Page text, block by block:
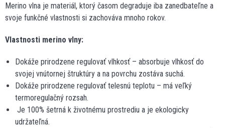
Merino vlna je materiál, ktorý časom degraduje iba zanedbateľne a
svoje funkčné vlastnosti si zachováva mnoho rokov.
Vlastnosti merino vlny:
Dokáže prirodzene regulovať vlhkosť – absorbuje vlhkosť do
svojej vnútornej štruktúry a na povrchu zostáva suchá.
Dokáže prirodzene regulovať telesnú teplotu – má veľký
termoregulačný rozsah.
Je 100% šetrná k životnému prostrediu a je ekologicky
udržateľná.